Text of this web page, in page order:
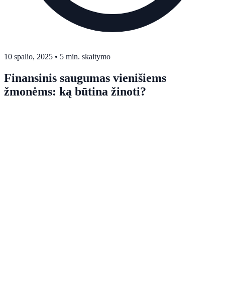
10 spalio, 2025 • 5 min. skaitymo
Finansinis saugumas vienišiems
žmonėms: ką būtina žinoti?